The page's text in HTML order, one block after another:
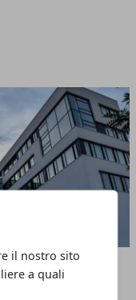
il nostro sito
a quali